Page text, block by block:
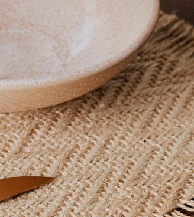
Pavani Pink
Luxus Cinza 2,20 x 2,40 m